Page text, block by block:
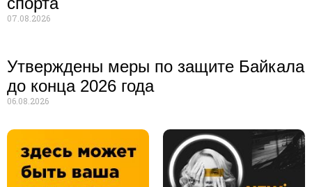
07.08.2026
Утверждены меры по защите Байкала
до конца 2026 года
06.08.2026